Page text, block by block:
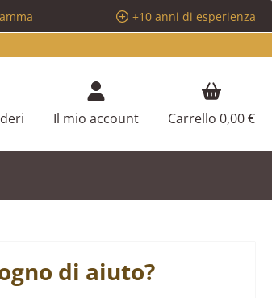
+10 anni di esperienza
Hai 0 articoli nella lista dei desideri
Il mio account Carrello 0,00 €
di aiuto?